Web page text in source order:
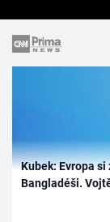
Kubek: Evropa
Bangladéši.